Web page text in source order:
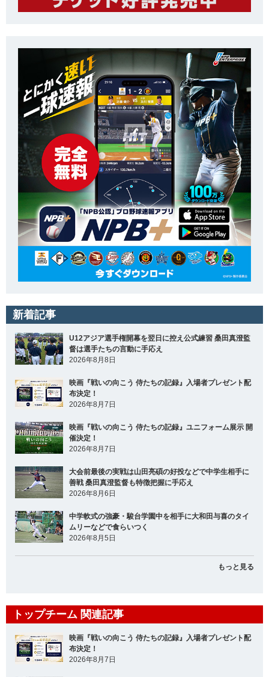
新着記事
U12アジア選手権開幕を翌日に控え公式練習 桑田真澄監
督は選手たちの言動に手応え
2026年8月8日
映画『戦いの向こう 侍たちの記録』入場者プレゼント配
布決定！
2026年8月7日
映画『戦いの向こう 侍たちの記録』ユニフォーム展示 開
催決定！
2026年8月7日
大会前最後の実戦は山田亮碩の好投などで中学生相手に
善戦 桑田真澄監督も特徴把握に手応え
2026年8月6日
中学軟式の強豪・駿台学園中を相手に大和田与喜のタイ
ムリーなどで食らいつく
2026年8月5日
もっと見る
トップチーム 関連記事
映画『戦いの向こう 侍たちの記録』入場者プレゼント配
布決定！
2026年8月7日